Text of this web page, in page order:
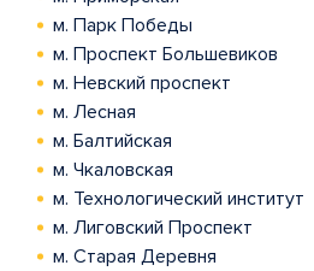
м. Парк Победы
м. Проспект Большевиков
м. Невский проспект
м. Лесная
м. Балтийская
м. Чкаловская
м. Технологический институт
м. Лиговский Проспект
м. Старая Деревня